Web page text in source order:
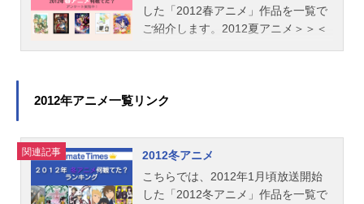
した「2012春アニメ」作品を一覧で
ご紹介します。2012夏アニメ＞＞＜
2012年アニメ一覧リンク
関連記事
2012冬アニメ
こちらでは、2012年1月頃放送開始
した「2012冬アニメ」作品を一覧で